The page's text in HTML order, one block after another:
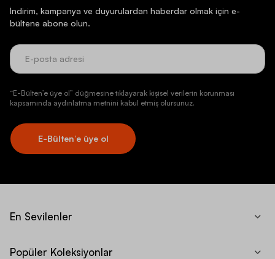
İndirim, kampanya ve duyurulardan haberdar olmak için e-
bültene abone olun.
“E-Bülten’e üye ol” düğmesine tıklayarak kişisel verilerin korunması
kapsamında aydınlatma metnini kabul etmiş olursunuz.
E-Bülten’e üye ol
En Sevilenler
Popüler Koleksiyonlar